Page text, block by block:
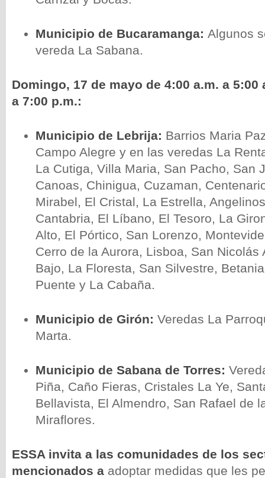
Municipio de Bucaramanga: Algunos
vereda La Sabana.
Domingo, 17 de mayo de 4:00 a.m. a 5:00
a 7:00 p.m.:
Municipio de Lebrija: Barrios Maria
Campo Alegre y en las veredas La
La Cutiga, Villa Maria, San Pacho, San
Canoas, Chinigua, Cuzaman,
Mirabel, El Cristal, La Estrella,
Cantabria, El Líbano, El Tesoro, La
Alto, El Pórtico, San Lorenzo,
Cerro de la Aurora, Lisboa, San Nicolás
Bajo, La Floresta, San Silvestre,
Puente y La Cabaña.
Municipio de Girón: Veredas La
Marta.
Municipio de Sabana de Torres:
Piña, Caño Fieras, Cristales La Ye,
Bellavista, El Almendro, San Rafael de
Miraflores.
ESSA invita a las comunidades de los
mencionados a adoptar medidas que les